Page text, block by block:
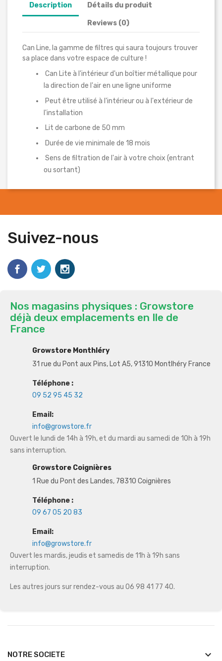
Description Détails du produit
Reviews (0)
Can Line, la gamme de filtres qui saura toujours trouver
sa place dans votre espace de culture !
Can Lite à l'intérieur d'un boîtier métallique pour
la direction de l'air en une ligne uniforme
Peut être utilisé à l'intérieur ou à l'extérieur de
l'installation
Lit de carbone de 50 mm
Durée de vie minimale de 18 mois
Sens de filtration de l'air à votre choix (entrant
ou sortant)
Suivez-nous
Nos magasins physiques : Growstore
déjà deux emplacements en Ile de
France
Growstore Monthléry
31 rue du Pont aux Pins, Lot A5, 91310 Montlhéry France
Téléphone :
09 52 95 45 32
Email:
info@growstore.fr
Ouvert le lundi de 14h à 19h, et du mardi au samedi de 10h à 19h
sans interruption.
Growstore Coignières
1 Rue du Pont des Landes, 78310 Coignières
Téléphone :
09 67 05 20 83
Email:
info@growstore.fr
Ouvert les mardis, jeudis et samedis de 11h à 19h sans
interruption.
Les autres jours sur rendez-vous au 06 98 41 77 40.
NOTRE SOCIETE keyboard_arrow_down